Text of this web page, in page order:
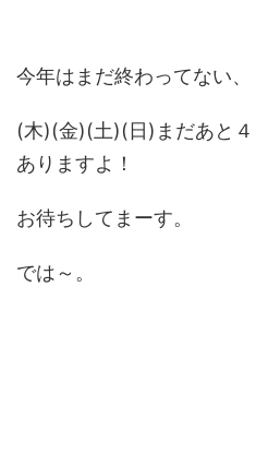
今年はまだ終わってない、
(木)(金)(土)(日)まだあと
ありますよ！
お待ちしてまーす。
では～。